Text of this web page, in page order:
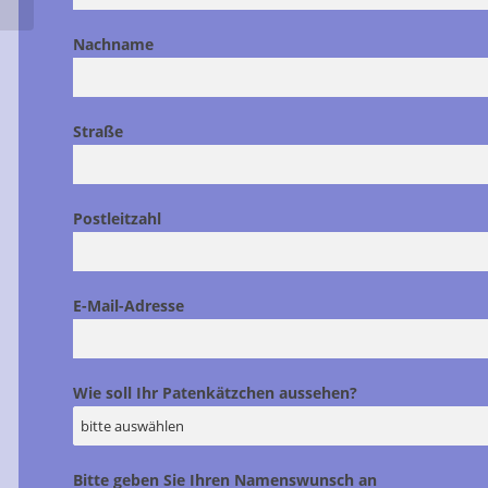
Nachname
Straße
Postleitzahl
E-Mail-Adresse
Wie soll Ihr Patenkätzchen aussehen?
Bitte geben Sie Ihren Namenswunsch an